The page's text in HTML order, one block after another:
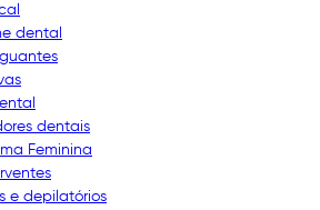
dental
dentais
Feminina
e depilatórios